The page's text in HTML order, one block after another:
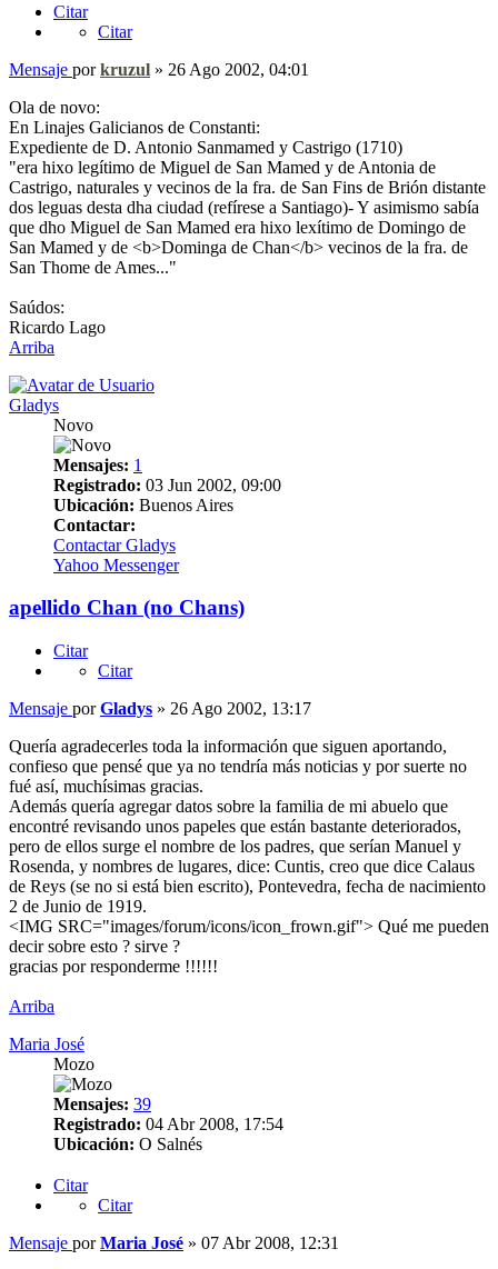
Citar
Citar
Mensaje porkruzul » 26 Ago 2002, 04:01
Ola de novo:
En Linajes Galicianos de Constanti:
Expediente de D. Antonio Sanmamed y Castrigo (1710)
"era hixo legítimo de Miguel de San Mamed y de Antonia de
Castrigo, naturales y vecinos de la fra. de San Fins de Brión distante
dos leguas desta dha ciudad (refírese a Santiago)- Y asimismo sabía
que dho Miguel de San Mamed era hixo lexítimo de Domingo de
San Mamed y de <b>Dominga de Chan</b> vecinos de la fra. de
San Thome de Ames..."
Saúdos:
Ricardo Lago
Arriba
Gladys
Novo
Mensajes: 1
Registrado: 03 Jun 2002, 09:00
Ubicación: Buenos Aires
Contactar:
Contactar Gladys
Yahoo Messenger
apellido Chan (no Chans)
Citar
Citar
Mensaje porGladys » 26 Ago 2002, 13:17
Quería agradecerles toda la información que siguen aportando,
confieso que pensé que ya no tendría más noticias y por suerte no
fué así, muchísimas gracias.
Además quería agregar datos sobre la familia de mi abuelo que
encontré revisando unos papeles que están bastante deteriorados,
pero de ellos surge el nombre de los padres, que serían Manuel y
Rosenda, y nombres de lugares, dice: Cuntis, creo que dice Calaus
de Reys (se no si está bien escrito), Pontevedra, fecha de nacimiento
2 de Junio de 1919.
<IMG SRC="images/forum/icons/icon_frown.gif"> Qué me pueden
decir sobre esto ? sirve ?
gracias por responderme !!!!!!
Arriba
Maria José
Mozo
Mensajes: 39
Registrado: 04 Abr 2008, 17:54
Ubicación: O Salnés
Citar
Citar
Mensaje porMaria José » 07 Abr 2008, 12:31